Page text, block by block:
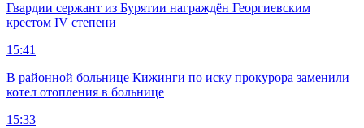
Гвардии сержант из Бурятии награждён Георгиевским
крестом IV степени
15:41
В районной больнице Кижинги по иску прокурора заменили
котел отопления в больнице
15:33